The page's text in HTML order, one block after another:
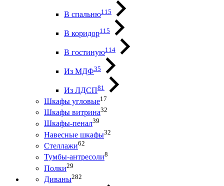
В спальню115
В коридор115
В гостиную114
Из МДФ35
Из ЛДСП81
Шкафы угловые17
Шкафы витрина32
Шкафы-пенал39
Навесные шкафы32
Стеллажи62
Тумбы-антресоли8
Полки29
Диваны282